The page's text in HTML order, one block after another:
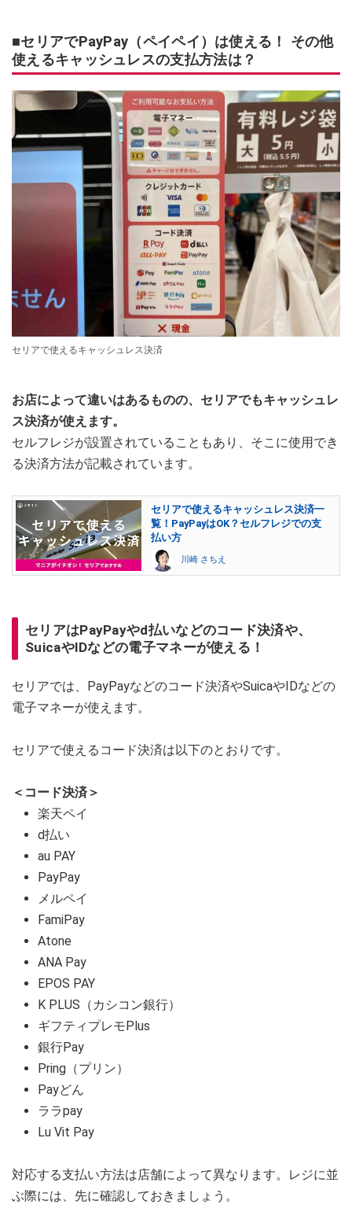
■セリアでPayPay（ペイペイ）は使える！ その他
使えるキャッシュレスの支払方法は？
セリアで使えるキャッシュレス決済
お店によって違いはあるものの、セリアでもキャッシュレ
ス決済が使えます。
セルフレジが設置されていることもあり、そこに使用でき
る決済方法が記載されています。
セリアで使えるキャッシュレス決済一
覧！PayPayはOK？セルフレジでの支
払い方
川崎 さちえ
セリアはPayPayやd払いなどのコード決済や、
SuicaやIDなどの電子マネーが使える！
セリアでは、PayPayなどのコード決済やSuicaやIDなどの
電子マネーが使えます。
セリアで使えるコード決済は以下のとおりです。
＜コード決済＞
楽天ペイ
d払い
au PAY
PayPay
メルペイ
FamiPay
Atone
ANA Pay
EPOS PAY
K PLUS（カシコン銀行）
ギフティプレモPlus
銀行Pay
Pring（プリン）
Payどん
ララpay
Lu Vit Pay
対応する支払い方法は店舗によって異なります。レジに並
ぶ際には、先に確認しておきましょう。